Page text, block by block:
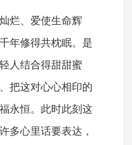
烂、爱使生命辉
年修得共枕眠。是
人结合得甜甜蜜
把这对心心相印的
永恒。此时此刻这
多心里话要表达，